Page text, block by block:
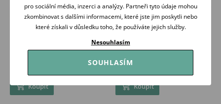
Koupit
Albero Mio Osuška s kapucí
Cotton Color (CC0) VANILKOVÁ
359 Kč
Skladem
Koupit
pro sociální média, inzerci a analýzy. Partneři tyto údaje mohou
zkombinovat s dalšími informacemi, které jste jim poskytli nebo
které získali v důsledku toho, že používáte jejich služby.
Nesouhlasím
SOUHLASÍM